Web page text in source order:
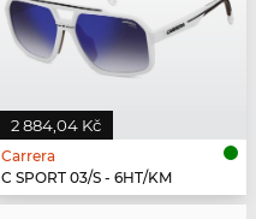
2 884,04 Kč
Carrera
C SPORT 03/S - 6HT/KM